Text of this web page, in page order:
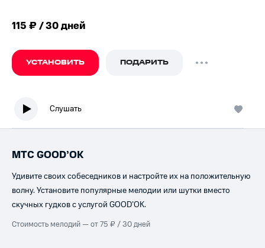
115 ₽ / 30 дней
УСТАНОВИТЬ ПОДАРИТЬ
Слушать
МТС GOOD’OK
Удивите своих собеседников и настройте их на положительную
волну. Установите популярные мелодии или шутки вместо
скучных гудков с услугой GOOD’OK.
Стоимость мелодий — от 75 ₽ / 30 дней